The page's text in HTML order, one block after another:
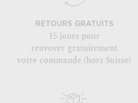
RETOURS GRATUITS
15 jours pour
renvoyer gratuitement
votre commande (hors Suisse)